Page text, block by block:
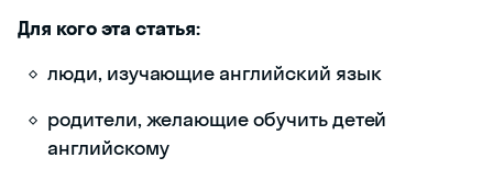
Для кого эта статья:
люди, изучающие английский язык
родители, желающие обучить детей
английскому